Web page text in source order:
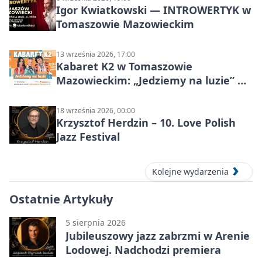
Igor Kwiatkowski — INTROWERTYK w
Tomaszowie Mazowieckim
13 września 2026, 17:00
Kabaret K2 w Tomaszowie
Mazowieckim: „Jedziemy na luzie” w
Społecznej
18 września 2026, 00:00
Krzysztof Herdzin – 10. Love Polish
Jazz Festival
Kolejne wydarzenia
Ostatnie Artykuły
5 sierpnia 2026
Jubileuszowy jazz zabrzmi w Arenie
Lodowej. Nadchodzi premiera